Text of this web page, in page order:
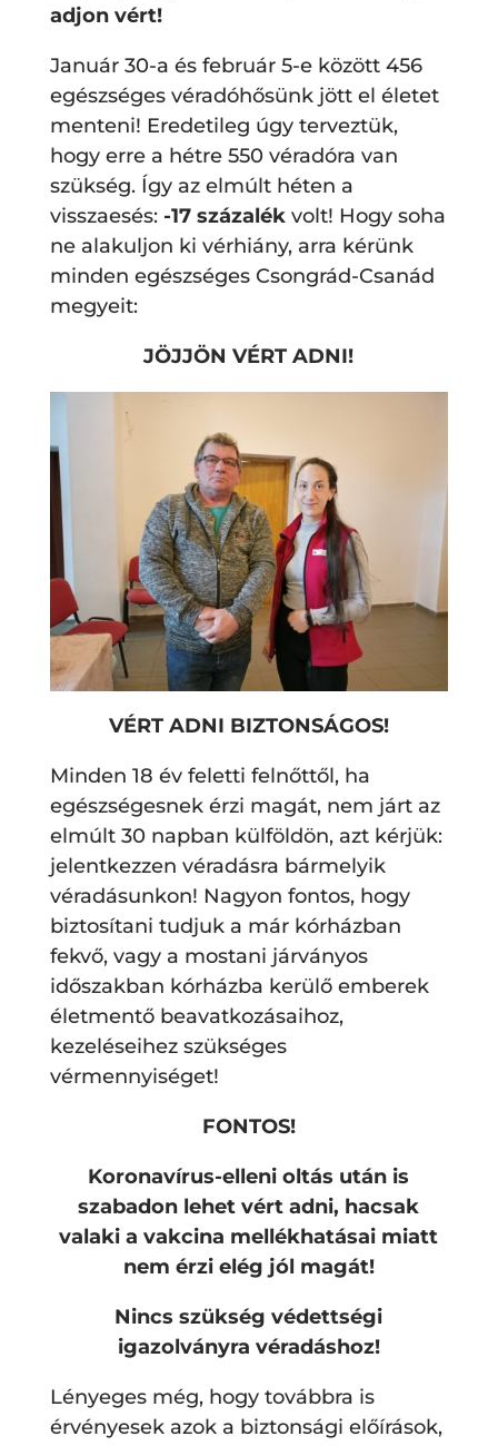
adjon vért!
Január 30-a és február 5-e között 456
egészséges véradóhősünk jött el életet
menteni! Eredetileg úgy terveztük,
hogy erre a hétre 550 véradóra van
szükség. Így az elmúlt héten a
visszaesés: -17 százalékvolt! Hogy soha
ne alakuljon ki vérhiány, arra kérünk
minden egészséges Csongrád-Csanád
megyeit:
JÖJJÖN VÉRT ADNI!
VÉRT ADNI BIZTONSÁGOS!
Minden 18 év feletti felnőttől, ha
egészségesnek érzi magát, nem járt az
elmúlt 30 napban külföldön, azt kérjük:
jelentkezzen véradásra bármelyik
véradásunkon! Nagyon fontos, hogy
biztosítani tudjuk a már kórházban
fekvő, vagy a mostani járványos
időszakban kórházba kerülő emberek
életmentő beavatkozásaihoz,
kezeléseihez szükséges
vérmennyiséget!
FONTOS!
Koronavírus-elleni oltás után is
szabadon lehet vért adni, hacsak
valaki a vakcina mellékhatásai miatt
nem érzi elég jól magát!
Nincs szükség védettségi
igazolványra véradáshoz!
Lényeges még, hogy továbbra is
érvényesek azok a biztonsági előírások,